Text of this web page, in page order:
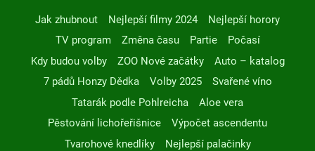
Jak zhubnout Nejlepší filmy 2024
Nejlepší horory
TV program
Změna času Partie
Počasí
Kdy budou volby
ZOO Nové začátky
Auto – katalog
7 pádů Honzy Dědka
Volby 2025
Svařené víno
Tatarák podle Pohlreicha
Aloe vera
Pěstování lichořeřišnice
Výpočet ascendentu
Tvarohové knedlíky
Nejlepší palačinky